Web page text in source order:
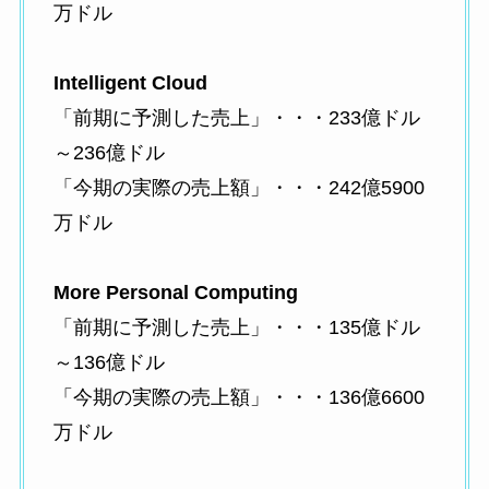
万ドル
Intelligent Cloud
「前期に予測した売上」・・・233億ドル
～236億ドル
「今期の実際の売上額」・・・242億5900
万ドル
More Personal Computing
「前期に予測した売上」・・・135億ドル
～136億ドル
「今期の実際の売上額」・・・136億6600
万ドル